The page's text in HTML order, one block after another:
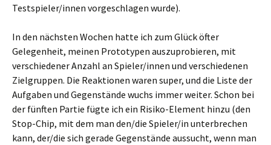
Testspieler/innen vorgeschlagen wurde).
In den nächsten Wochen hatte ich zum Glück öfter
Gelegenheit, meinen Prototypen auszuprobieren, mit
verschiedener Anzahl an Spieler/innen und verschiedenen
Zielgruppen. Die Reaktionen waren super, und die Liste der
Aufgaben und Gegenstände wuchs immer weiter. Schon bei
der fünften Partie fügte ich ein Risiko-Element hinzu (den
Stop-Chip, mit dem man den/die Spieler/in unterbrechen
kann, der/die sich gerade Gegenstände aussucht, wenn man